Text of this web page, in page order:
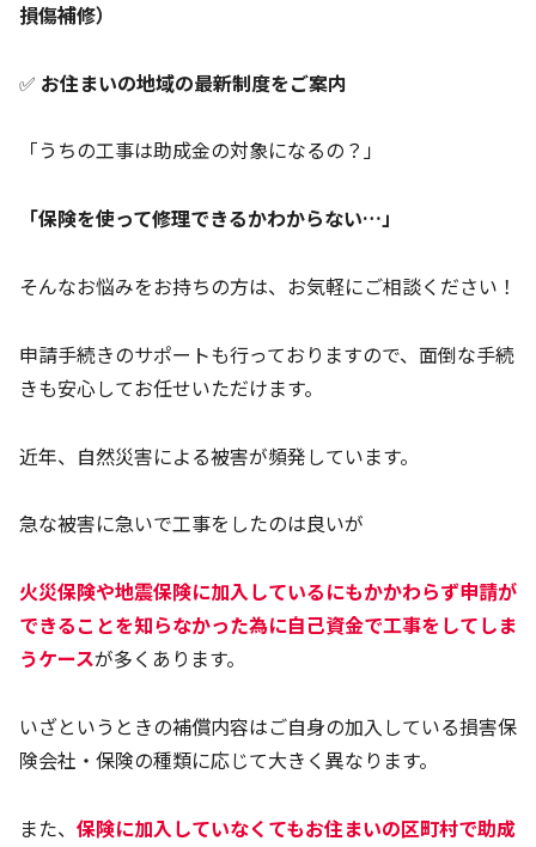
損傷補修）
✅ お住まいの地域の最新制度をご案内
「うちの工事は助成金の対象になるの？」
「保険を使って修理できるかわからない…」
そんなお悩みをお持ちの方は、お気軽にご相談ください！
申請手続きのサポートも行っておりますので、面倒な手続
きも安心してお任せいただけます。
近年、自然災害による被害が頻発しています。
急な被害に急いで工事をしたのは良いが
火災保険や地震保険に加入しているにもかかわらず申請が
できることを知らなかった為に自己資金で工事をしてしま
うケースが多くあります。
いざというときの補償内容はご自身の加入している損害保
険会社・保険の種類に応じて大きく異なります。
また、 保険に加入していなくてもお住まいの区町村で助成